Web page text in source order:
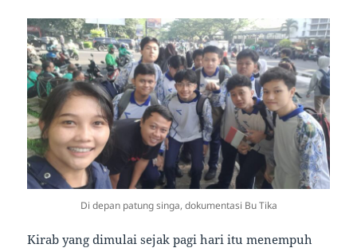
Di depan patung singa, dokumentasi Bu Tika
Kirab yang dimulai sejak pagi hari itu menempuh